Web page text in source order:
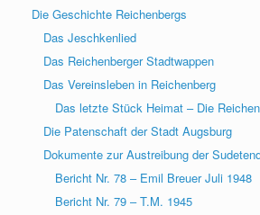
Die Geschichte Reichenbergs
Das Jeschkenlied
Das Reichenberger Stadtwappen
Das Vereinsleben in Reichenberg
Das letzte Stück Heimat – Die
Die Patenschaft der Stadt Augsburg
Dokumente zur Austreibung der
Bericht Nr. 78 – Emil Breuer Juli 1948
Bericht Nr. 79 – T.M. 1945